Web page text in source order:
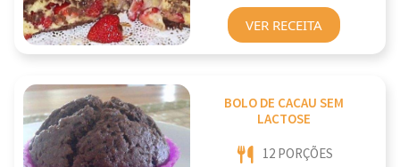
VER RECEITA
BOLO DE CACAU SEM
LACTOSE
12 PORÇÕES